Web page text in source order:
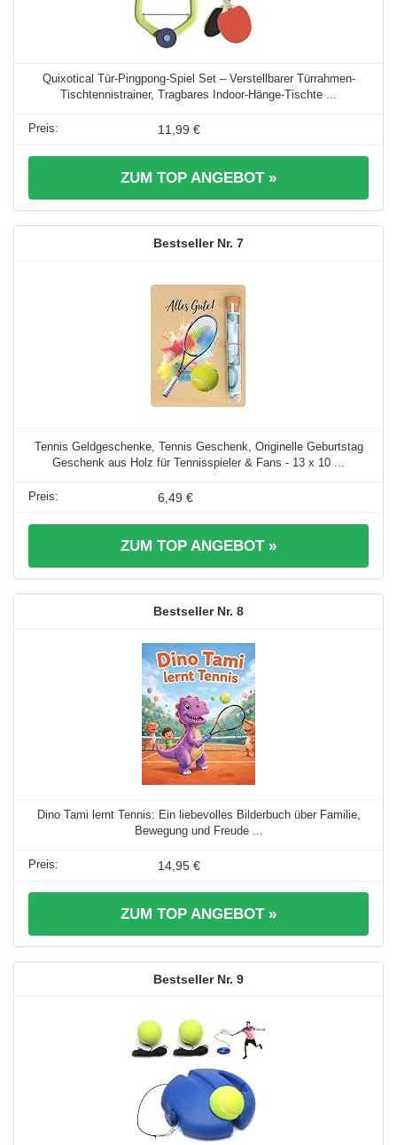
Quixotical Tür-Pingpong-Spiel Set – Verstellbarer Türrahmen-
Tischtennistrainer, Tragbares Indoor-Hänge-Tischte ...
11,99 €
ZUM TOP ANGEBOT »
7
Tennis Geldgeschenke, Tennis Geschenk, Originelle Geburtstag
Geschenk aus Holz für Tennisspieler & Fans - 13 x 10 ...
6,49 €
ZUM TOP ANGEBOT »
8
Dino Tami lernt Tennis: Ein liebevolles Bilderbuch über Familie,
Bewegung und Freude ...
14,95 €
ZUM TOP ANGEBOT »
9